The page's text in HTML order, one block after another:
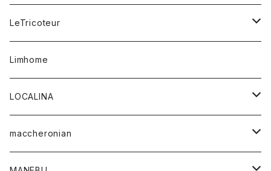
リング
バンダナ
タンクトップ
Tシャツ
セーター
コート
シャツ
ボトム
スカート
パンツ
レディース
アウター
カットソー
トップス
シャツ
LeTricoteur
カーディガン
Limhome
LOCALINA
ロングスリーブテーシャツ
maccheronian